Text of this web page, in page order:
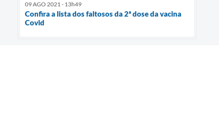
09 AGO 2021 - 13h49
Confira a lista dos faltosos da 2ª dose da vacina
Covid